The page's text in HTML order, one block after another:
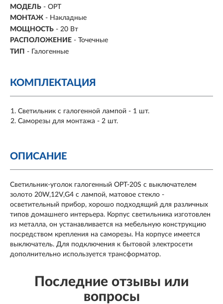
МОДЕЛЬ - OPT
МОНТАЖ - Накладные
МОЩНОСТЬ - 20 Вт
РАСПОЛОЖЕНИЕ - Точечные
ТИП - Галогенные
КОМПЛЕКТАЦИЯ
Светильник с галогенной лампой - 1 шт.
Саморезы для монтажа - 2 шт.
ОПИСАНИЕ
Светильник-уголок галогенный ОРТ-20S с выключателем
золото 20W,12V,G4 с лампой, матовое стекло -
осветительный прибор, хорошо подходящий для различных
типов домашнего интерьера. Корпус светильника изготовлен
из металла, он устанавливается на мебельную конструкцию
посредством крепления на саморезы. На корпусе имеется
выключатель. Для подключения к бытовой электросети
дополнительно используется трансформатор.
Последние отзывы или
вопросы